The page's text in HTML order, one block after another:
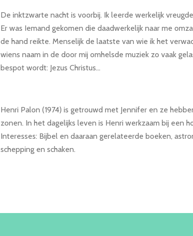
De inktzwarte nacht is voorbij. Ik leerde werkelijk
Er was Iemand gekomen die daadwerkelijk naar me
de hand reikte. Menselijk de laatste van wie ik het
wiens naam in de door mij omhelsde muziek zo vaak
bespot wordt: Jezus Christus…
Henri Palon (1974) is getrouwd met Jennifer en ze
zonen. In het dagelijks leven is Henri werkzaam bij een
Interesses: Bijbel en daaraan gerelateerde boeken,
schepping en schaken.